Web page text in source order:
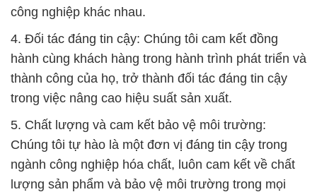
công nghiệp khác nhau.
4. Đối tác đáng tin cậy: Chúng tôi cam kết đồng
hành cùng khách hàng trong hành trình phát triển và
thành công của họ, trở thành đối tác đáng tin cậy
trong việc nâng cao hiệu suất sản xuất.
5. Chất lượng và cam kết bảo vệ môi trường:
Chúng tôi tự hào là một đơn vị đáng tin cậy trong
ngành công nghiệp hóa chất, luôn cam kết về chất
lượng sản phẩm và bảo vệ môi trường trong mọi